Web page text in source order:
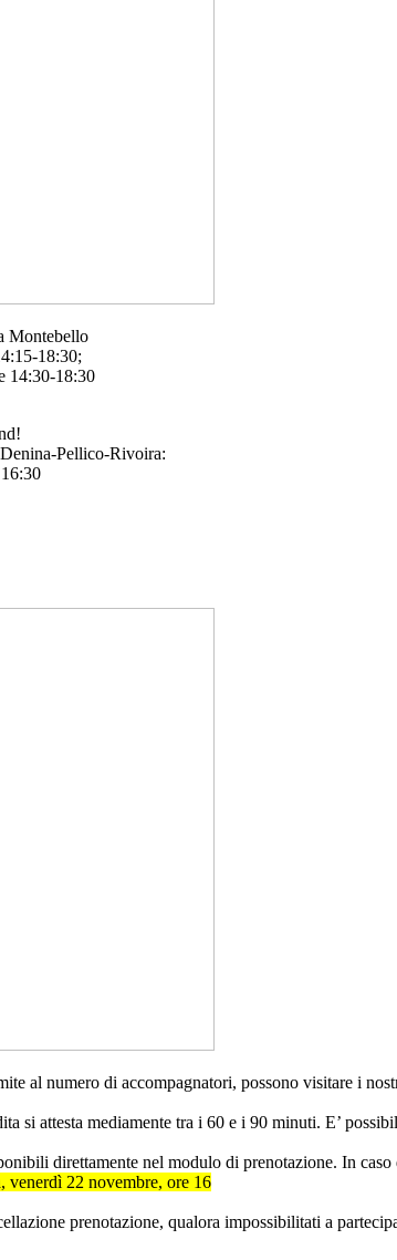
Montebello
18:30;
14:30-18:30
Pellico-Rivoira:
al numero di accompagnatori, possono visitare i
si attesta mediamente tra i 60 e i 90 minuti. E’
direttamente nel modulo di prenotazione. In
venerdì 22 novembre, ore 16
prenotazione, qualora impossibilitati a